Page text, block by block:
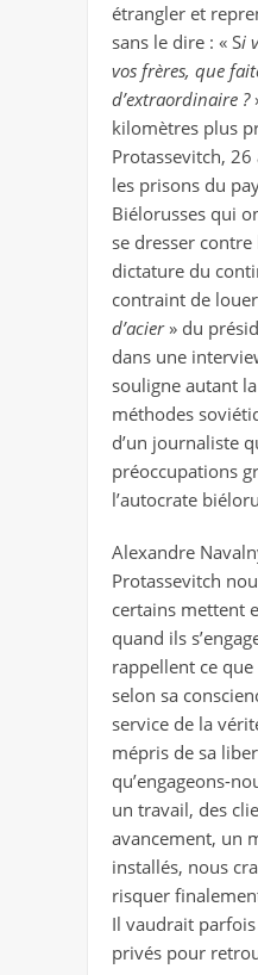
étrangler et
sans le dire : « Si
vos frères, que
d’extraordinaire ?
kilomètres plus
Protassevitch,
les prisons du
Biélorusses qui
se dresser
dictature du
contraint de
d’acier» du
dans une
souligne autant
méthodes
d’un journaliste
préoccupations
l’autocrate
Alexandre
Protassevitch
certains mettent
quand ils
rappellent ce que
selon sa
service de la
mépris de sa
qu’engageons-
un travail, des
avancement, un
installés, nous
risquer
Il vaudrait
privés pour